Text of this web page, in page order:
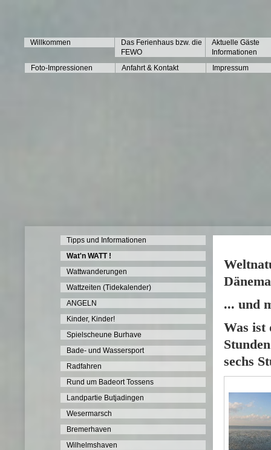
Willkommen
Das Ferienhaus bzw. die
FEWO
Aktuelle Gäste
Informationen
Foto-Impressionen
Anfahrt & Kontakt Impressum
... und
Was ist
sechs
Tipps und Informationen
Wat'n WATT !
Wattwanderungen
Wattzeiten (Tidekalender)
ANGELN
Kinder, Kinder!
Spielscheune Burhave
Bade- und Wassersport
Radfahren
Rund um Badeort Tossens
Landpartie Butjadingen
Wesermarsch
Bremerhaven
Wilhelmshaven